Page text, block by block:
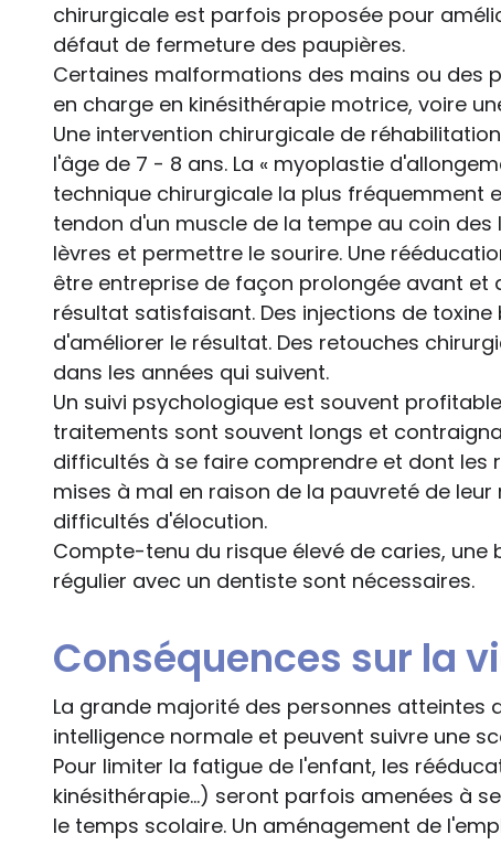
chirurgicale est parfois proposée pour
défaut de fermeture des paupières.
Certaines malformations des mains ou des
en charge en kinésithérapie motrice, voire
Une intervention chirurgicale de
l'âge de 7 - 8 ans. La « myoplastie
technique chirurgicale la plus fréquemment
tendon d'un muscle de la tempe au coin des
lèvres et permettre le sourire. Une
être entreprise de façon prolongée avant et
résultat satisfaisant. Des injections de
d'améliorer le résultat. Des retouches
dans les années qui suivent.
Un suivi psychologique est souvent
traitements sont souvent longs et
difficultés à se faire comprendre et dont les
mises à mal en raison de la pauvreté de
difficultés d'élocution.
Compte-tenu du risque élevé de caries, une
régulier avec un dentiste sont nécessaires.
Conséquences sur la
La grande majorité des personnes atteintes
intelligence normale et peuvent suivre une
Pour limiter la fatigue de l'enfant, les
kinésithérapie...) seront parfois amenées à
le temps scolaire. Un aménagement de